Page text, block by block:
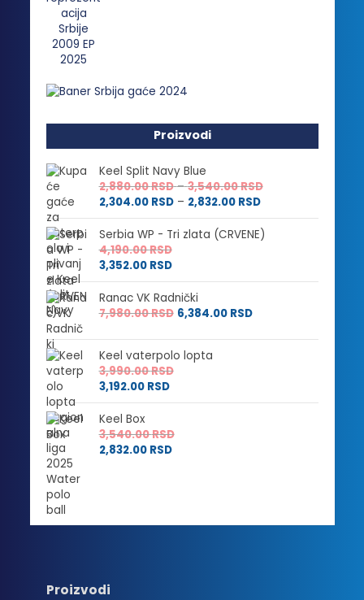
Proizvodi
Keel Split Navy Blue
2,880.00RSD – 3,540.00RSDRaspon
od
2,880.00 RSD
2,304.00 RSD – 2,832.00 RSDRaspon
cena:
od
2,832.00 RSD
Serbia WP - Tri zlata (CRVENE)
4,190.00RSD
3,352.00 RSD
Ranac VK Radnički
7,980.00RSD 6,384.00 RSD
Keel vaterpolo lopta
3,990.00RSD
3,192.00 RSD
Keel Box
3,540.00RSD
2,832.00 RSD
Proizvodi